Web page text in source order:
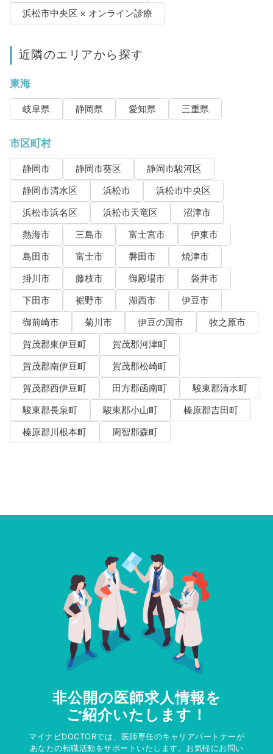
浜松市中央区 × オンライン診療
近隣のエリアから探す
東海
岐阜県 静岡県 愛知県 三重県
市区町村
静岡市 静岡市葵区
静岡市駿河区
静岡市清水区
浜松市
浜松市中央区
浜松市浜名区
浜松市天竜区
沼津市
熱海市
三島市 富士宮市
伊東市
島田市
富士市 磐田市
焼津市
掛川市
藤枝市 御殿場市
袋井市
下田市
裾野市 湖西市
伊豆市
御前崎市
菊川市 伊豆の国市
牧之原市
賀茂郡東伊豆町
賀茂郡河津町
賀茂郡南伊豆町
賀茂郡松崎町
賀茂郡西伊豆町
田方郡函南町
駿東郡清水町
駿東郡長泉町
駿東郡小山町
榛原郡吉田町
榛原郡川根本町
周智郡森町
非公開の医師求人情報を
ご紹介いたします！
マイナビDOCTORでは、医師専任のキャリアパートナーが
あなたの転職活動をサポートいたします。お気軽にお問い